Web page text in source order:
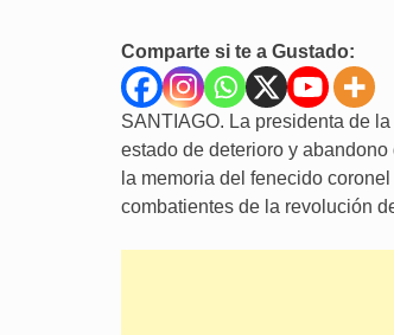
Comparte si te a Gustado:
SANTIAGO. La presidenta de
estado de deterioro y
la memoria del fenecido
combatientes de la revolución